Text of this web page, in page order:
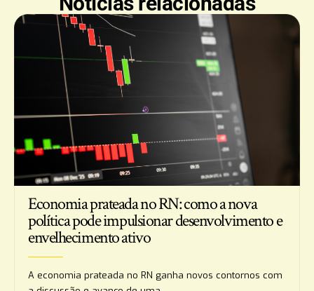
Economia prateada no RN: como a nova
política pode impulsionar desenvolvimento e
envelhecimento ativo
A economia prateada no RN ganha novos contornos com